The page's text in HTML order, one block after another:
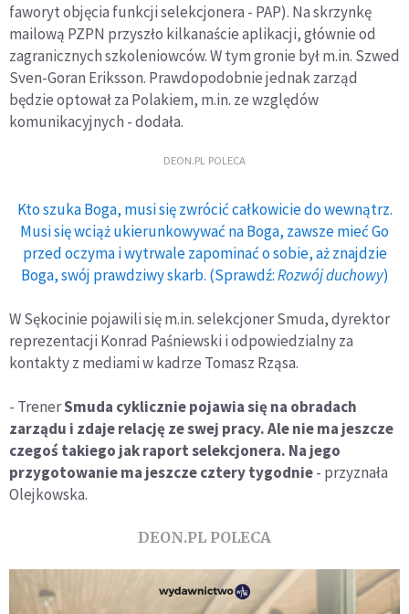
faworyt objęcia funkcji selekcjonera - PAP). Na skrzynkę
mailową PZPN przyszło kilkanaście aplikacji, głównie od
zagranicznych szkoleniowców. W tym gronie był m.in. Szwed
Sven-Goran Eriksson. Prawdopodobnie jednak zarząd
będzie optował za Polakiem, m.in. ze względów
komunikacyjnych - dodała.
DEON.PL POLECA
Kto szuka Boga, musi się zwrócić całkowicie do wewnątrz.
Musi się wciąż ukierunkowywać na Boga, zawsze mieć Go
przed oczyma i wytrwale zapominać o sobie, aż znajdzie
Boga, swój prawdziwy skarb. (Sprawdź:Rozwój duchowy)
W Sękocinie pojawili się m.in. selekcjoner Smuda, dyrektor
reprezentacji Konrad Paśniewski i odpowiedzialny za
kontakty z mediami w kadrze Tomasz Rząsa.
- TrenerSmuda cyklicznie pojawia się na obradach
zarządu i zdaje relację ze swej pracy. Ale nie ma jeszcze
czegoś takiego jak raport selekcjonera. Na jego
przygotowanie ma jeszcze cztery tygodnie- przyznała
Olejkowska.
DEON.PL POLECA